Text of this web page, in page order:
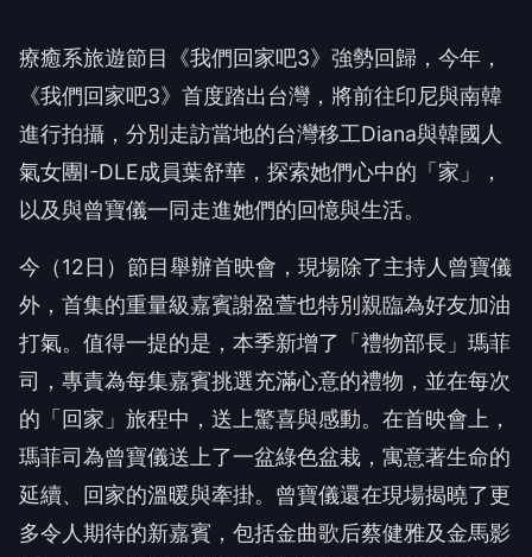
療癒系旅遊節目《我們回家吧3》強勢回歸，今年，
《我們回家吧3》首度踏出台灣，將前往印尼與南韓
進行拍攝， 分別走訪當地的台灣移工Diana與韓國人
氣女團I-DLE成員葉舒華，探索她們心中的「家」，
以及與曾寶儀一同走進她們的回憶與生活。
今（12日）節目舉辦首映會，現場除了主持人曾寶儀
外， 首集的重量級嘉賓謝盈萱也特別親臨為好友加油
打氣。 值得一提的是，本季新增了「禮物部長」瑪菲
司， 專責為每集嘉賓挑選充滿心意的禮物，並在每次
的「回家」旅程中， 送上驚喜與感動。在首映會上，
瑪菲司為曾寶儀送上了一盆綠色盆栽，寓意著生命的
延續、
回家的溫暖與牽掛。曾寶儀還在現場揭曉了更
多令人期待的新嘉賓， 包括金曲歌后蔡健雅及金馬影